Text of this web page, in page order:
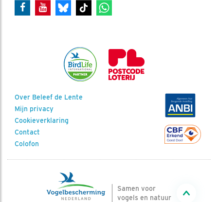
Over Beleef de Lente
Mijn privacy
Cookieverklaring
Contact
Colofon
Samen voor
vogels en natuur